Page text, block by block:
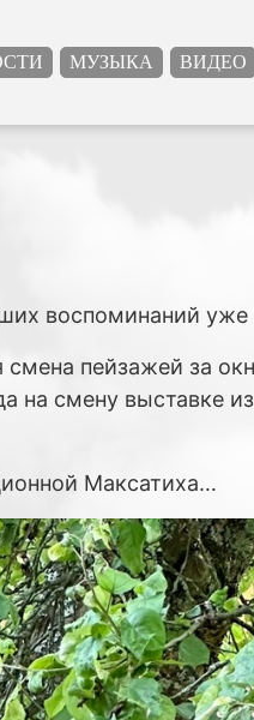
МУЗЫКА ВИДЕО
воспоминаний
смена пейзажей за
на смену выставке
Максатиха…